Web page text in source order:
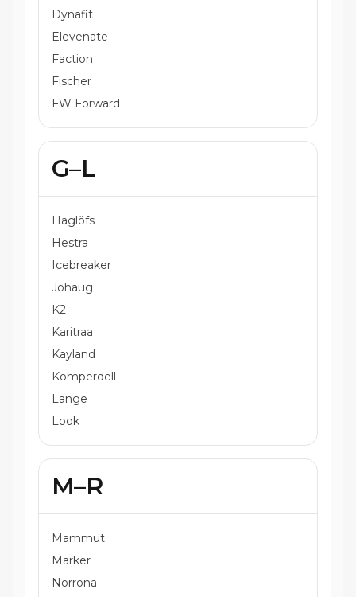
Dynafit
Elevenate
Faction
Fischer
FW Forward
G–L
Haglöfs
Hestra
Icebreaker
Johaug
K2
Karitraa
Kayland
Komperdell
Lange
Look
M–R
Mammut
Marker
Norrona